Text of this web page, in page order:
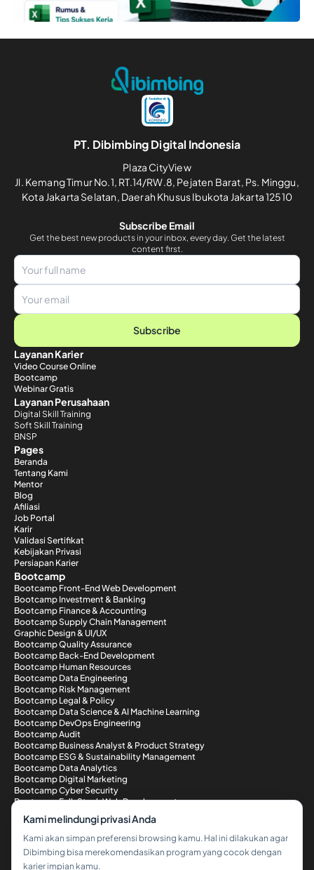
PT. Dibimbing Digital Indonesia
Plaza CityView
Jl. Kemang Timur No.1, RT.14/RW.8, Pejaten Barat, Ps. Minggu,
Kota Jakarta Selatan, Daerah Khusus Ibukota Jakarta 12510
Subscribe Email
Get the best new products in your inbox, every day. Get the latest
content first.
Subscribe
Layanan Karier
Video Course Online
Bootcamp
Webinar Gratis
Layanan Perusahaan
Digital Skill Training
Soft Skill Training
BNSP
Pages
Beranda
Tentang Kami
Mentor
Blog
Afiliasi
Job Portal
Karir
Validasi Sertifikat
Kebijakan Privasi
Persiapan Karier
Bootcamp
Bootcamp Front-End Web Development
Bootcamp Investment & Banking
Bootcamp Finance & Accounting
Bootcamp Supply Chain Management
Graphic Design & UI/UX
Bootcamp Quality Assurance
Bootcamp Back-End Development
Bootcamp Human Resources
Bootcamp Data Engineering
Bootcamp Risk Management
Bootcamp Legal & Policy
Bootcamp Data Science & AI Machine Learning
Bootcamp DevOps Engineering
Bootcamp Audit
Bootcamp Business Analyst & Product Strategy
Bootcamp ESG & Sustainability Management
Bootcamp Data Analytics
Bootcamp Digital Marketing
Bootcamp Cyber Security
Bootcamp Full-Stack Web Development
Metode Pembayaran
Kami melindungi privasi Anda
Kami akan simpan preferensi browsing kamu. Hal ini dilakukan agar
Dibimbing bisa merekomendasikan program yang cocok dengan
karier impian kamu.